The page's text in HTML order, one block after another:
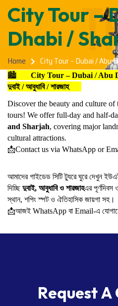
City Tour –
Dhabi /
Home City Tour – Dubai / Abu
🏙️
City Tour – Dubai / Abu
দুবাই / আবুধাবি / শারজাহ
Discover the beauty and culture
tours! We offer full-day and half-
and Sharjah, covering major
cultural attractions.
📩Contact us via WhatsApp or
আমাদের গাইডেড সিটি ট্যুরে ঘুরে দেখুন
দিচ্ছি দুবাই, আবুধাবি ও শারজাহএর পূর্ণদিবস
স্থান, শপিং স্পট ও ঐতিহাসিক জায়গা সহ।
📩আজই WhatsApp বা Email-এ
RequestA